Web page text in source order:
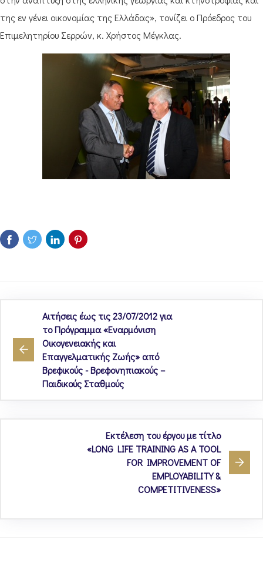
της εν γένει οικονομίας της Ελλάδας», τονίζει ο Πρόεδρος του
Επιμελητηρίου Σερρών, κ. Χρήστος Μέγκλας.
Αιτήσεις έως τις 23/07/2012 για
το Πρόγραμμα «Εναρμόνιση
Οικογενειακής και
Επαγγελματικής Ζωής» από
Βρεφικούς - Βρεφονηπιακούς –
Παιδικούς Σταθμούς
Εκτέλεση του έργου με τίτλο
«LONG LIFE TRAINING AS A TOOL
FOR IMPROVEMENT OF
EMPLOYABILITY &
COMPETITIVENESS»